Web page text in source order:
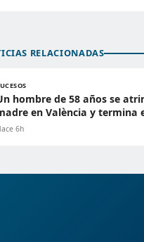
RELACIONADAS
hombre de 58 años se
en València y termina
6h